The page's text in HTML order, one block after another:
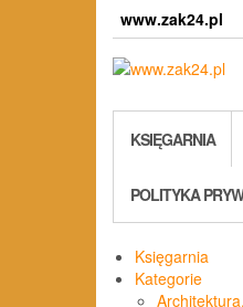
www.zak24.pl
KSIĘGARNIA
POLITYKA
Księgarnia
Kategorie